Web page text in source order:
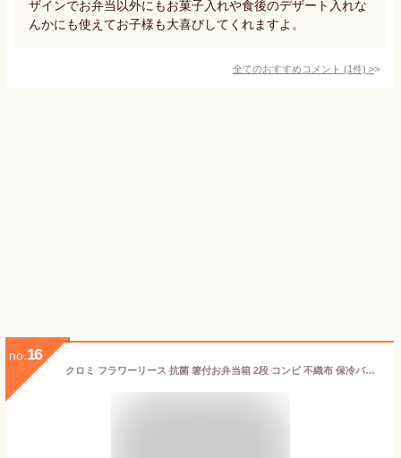
ザインでお弁当以外にもお菓子入れや食後のデザート入れな
んかにも使えてお子様も大喜びしてくれますよ。
全てのおすすめコメント (1件) >
no. 16
クロミ フラワーリース 抗菌 箸付お弁当箱 2段 コンビ 不織布 保冷バッグ セット